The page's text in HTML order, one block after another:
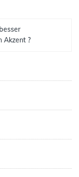
Akzent ?